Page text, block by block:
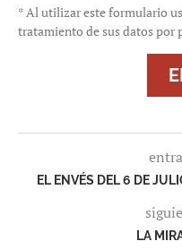
* Al utilizar este formulario
tratamiento de sus datos por
EL ENVÉS DEL 6 DE
LA